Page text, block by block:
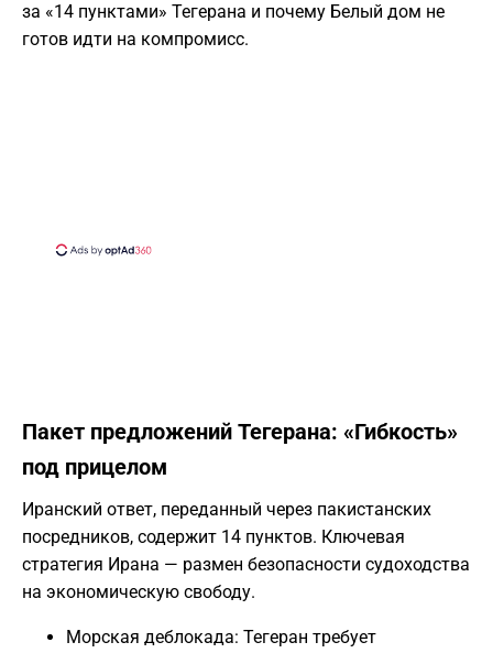
за «14 пунктами» Тегерана и почему Белый дом не
готов идти на компромисс.
Пакет предложений Тегерана: «Гибкость»
под прицелом
Иранский ответ, переданный через пакистанских
посредников, содержит 14 пунктов. Ключевая
стратегия Ирана — размен безопасности судоходства
на экономическую свободу.
Морская деблокада: Тегеран требует